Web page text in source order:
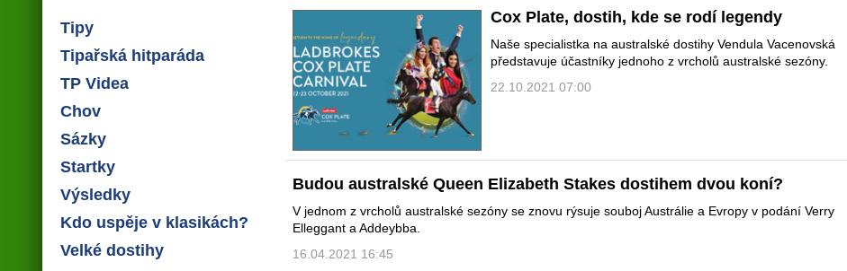
Tipy
Tipařská hitparáda
TP Videa
Chov
Sázky
Startky
Výsledky
Kdo uspěje v klasikách?
Velké dostihy
Cox Plate, dostih, kde se rodí legendy
Naše specialistka na australské dostihy Vendula Vacenovská
představuje účastníky jednoho z vrcholů australské sezóny.
22.10.2021 07:00
Budou australské Queen Elizabeth Stakes dostihem dvou koní?
V jednom z vrcholů australské sezóny se znovu rýsuje souboj Austrálie a Evropy v podání Verry
Elleggant a Addeybba.
16.04.2021 16:45